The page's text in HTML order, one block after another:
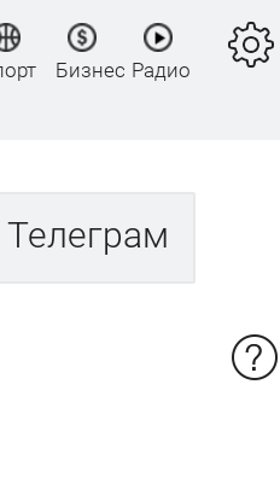
Бизнес Радио